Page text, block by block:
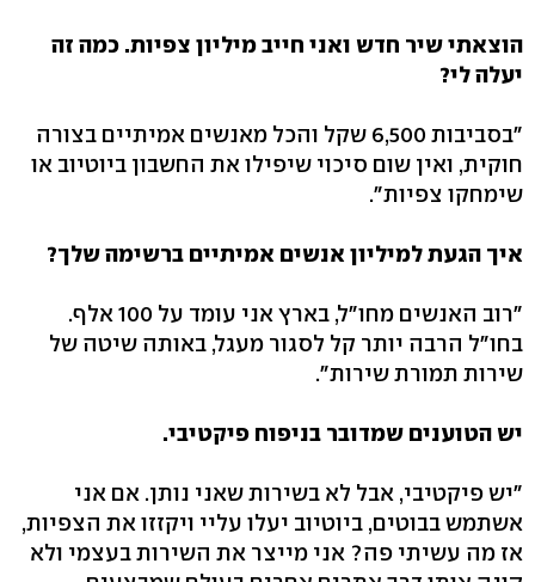
הוצאתי שיר חדש ואני חייב מיליון צפיות. כמה זה
יעלה לי?
"בסביבות 6,500 שקל והכל מאנשים אמיתיים בצורה
חוקית, ואין שום סיכוי שיפילו את החשבון ביוטיוב או
שימחקו צפיות".
איך הגעת למיליון אנשים אמיתיים ברשימה שלך?
"רוב האנשים מחו"ל, בארץ אני עומד על 100 אלף.
בחו"ל הרבה יותר קל לסגור מעגל, באותה שיטה של
שירות תמורת שירות".
יש הטוענים שמדובר בניפוח פיקטיבי.
"יש פיקטיבי, אבל לא בשירות שאני נותן. אם אני
אשתמש בבוטים, ביוטיוב יעלו עליי ויקזזו את הצפיות,
אז מה עשיתי פה? אני מייצר את השירות בעצמי ולא